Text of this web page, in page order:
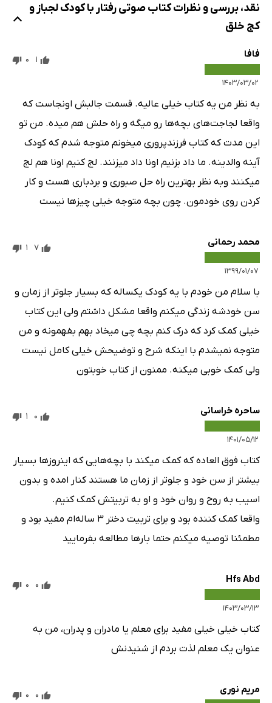
نقد، بررسی و نظرات کتاب صوتی رفتار با کودک لجباز و
کج خلق
فافا
۱۴۰۳/۰۳/۰۲
1
0
به نظر من یه کتاب خیلی عالیه. قسمت جالبش اونجاست که
واقعا لجاجت‌های بچه‌ها رو میگه و راه حلش هم میده. من تو
این مدت که کتاب فرزندپروری میخونم متوجه شدم که کودک
آینه والدینه. ما داد بزنیم اونا داد میزنند. لج کنیم اونا هم لج
میکنند وبه نظر بهترین راه حل صبوری و بردباری هست و کار
کردن روی خودمون. چون بچه متوجه خیلی چیزها نیست
محمد رحمانی
۱۳۹۹/۰۱/۰۷
7
1
با سلام من خودم با یه کودک یکساله که بسیار جلوتر از زمان و
سن خودشه زندگی میکنم واقعا مشکل داشتم ولی این کتاب
خیلی کمک کرد که درک کنم بچه چی میخاد بهم بفهمونه و من
متوجه نمیشدم با اینکه شرح و توضیحش خیلی کامل نیست
ولی کمک خوبی میکنه. ممنون از کتاب خوبتون
ساحره خراسانی
۱۴۰۱/۰۵/۱۲
0
1
کتاب فوق العاده که کمک میکند با بچه‌هایی که اینروزها بسیار
بیشتر از سن خود و جلوتر از زمان ما هستند کنار امده و بدون
اسیب به روح و روان خود و او به تربیتش کمک کنیم.
واقعا کمک کننده بود و برای تربیت دختر ۳ ساله‌ام مفید بود و
مطمئنا توصیه میکنم حتما بارها مطالعه بفرمایید
Hfs Abd
۱۴۰۳/۰۳/۱۳
0
0
کتاب خیلی خیلی مفید برای معلم یا مادران و پدران، من به
عنوان یک معلم لذت بردم از شنیدنش
مریم نوری 0
0